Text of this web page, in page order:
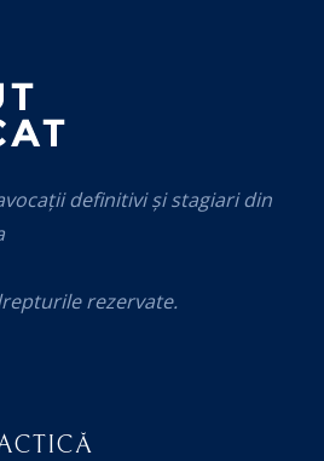
definitivi și stagiari din
rezervate.